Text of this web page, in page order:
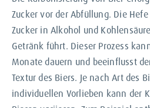
Zucker vor der Abfüllung. Die
Zucker in Alkohol und
Getränk führt. Dieser Prozess
Monate dauern und beeinflusst
Textur des Biers. Je nach Art des
individuellen Vorlieben kann der